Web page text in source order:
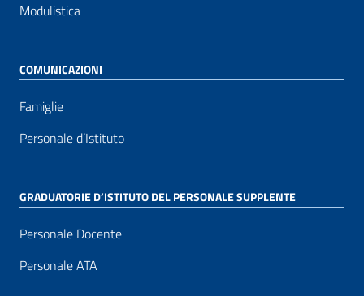
Modulistica
COMUNICAZIONI
Famiglie
Personale d’Istituto
GRADUATORIE D’ISTITUTO DEL PERSONALE SUPPLENTE
Personale Docente
Personale ATA